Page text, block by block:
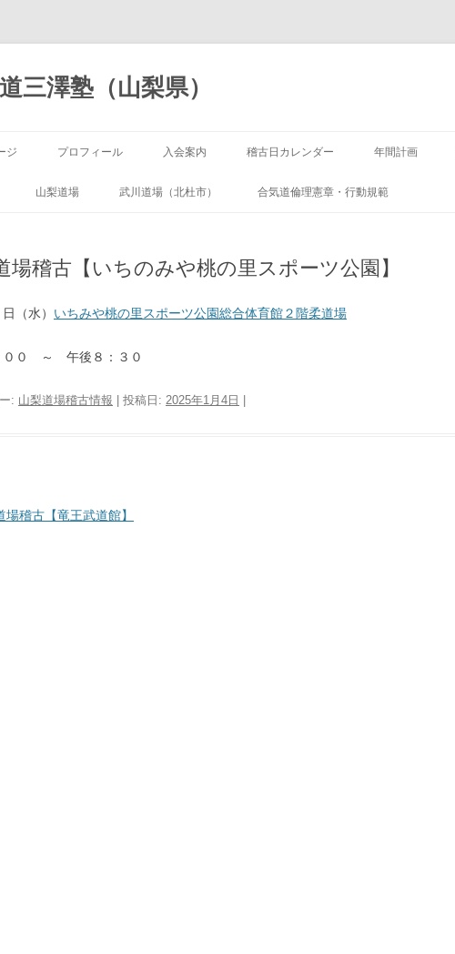
三澤塾（山梨県）
ン
ジ プロフィール 入会案内 稽古日カレンダー 年間計画
山梨道場 武川道場（北杜市） 合気道倫理憲章・行動規範
場稽古【いちのみや桃の里スポーツ公園】
（水） いちみや桃の里スポーツ公園総合体育館２階柔道場
００ ～ 午後８：３０
: 山梨道場稽古情報 | 投稿日: 2025年1月4日
場稽古【竜王武道館】